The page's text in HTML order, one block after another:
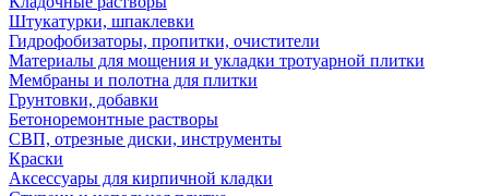
Штукатурки, шпаклевки
Гидрофобизаторы, пропитки, очистители
Материалы для мощения и укладки тротуарной плитки
Мембраны и полотна для плитки
Грунтовки, добавки
Бетоноремонтные растворы
СВП, отрезные диски, инструменты
Краски
Аксессуары для кирпичной кладки